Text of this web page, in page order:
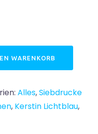
WARENKORB
Alles,Siebdrucke
, Kerstin Lichtblau,